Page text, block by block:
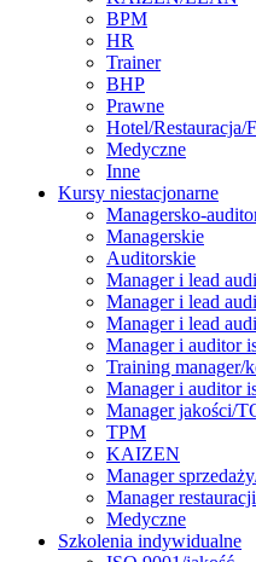
BPM
HR
Trainer
BHP
Prawne
Hotel/Restauracja/
Medyczne
Inne
Kursy niestacjonarne
Managersko-
Managerskie
Auditorskie
Manager i lead
Manager i lead
Manager i lead
Manager i auditor
Training manager/
Manager i auditor
Manager jakości/
TPM
KAIZEN
Manager
Manager
Medyczne
Szkolenia indywidualne